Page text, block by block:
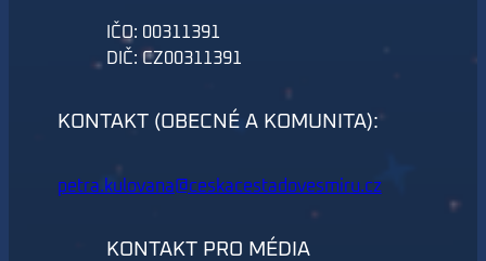
IČO: 00311391
DIČ: CZ00311391
KONTAKT (OBECNÉ A KOMUNITA):
petra.kulovana@ceskacestadovesmiru.cz
KONTAKT PRO MÉDIA